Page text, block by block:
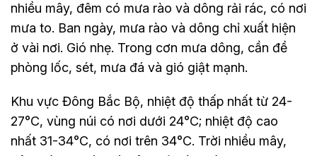
nhiều mây, đêm có mưa rào và dông rải rác, có nơi
mưa to. Ban ngày, mưa rào và dông chỉ xuất hiện
ở vài nơi. Gió nhẹ. Trong cơn mưa dông, cần đề
phòng lốc, sét, mưa đá và gió giật mạnh.
Khu vực Đông Bắc Bộ, nhiệt độ thấp nhất từ 24-
27°C, vùng núi có nơi dưới 24°C; nhiệt độ cao
nhất 31-34°C, có nơi trên 34°C. Trời nhiều mây,